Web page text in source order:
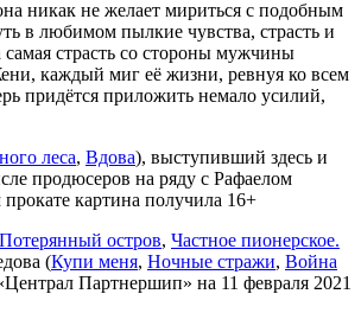
никак не желает мириться с подобным
в любимом пылкие чувства, страсть и
самая страсть со стороны мужчины
каждый миг её жизни, ревнуя ко всем
придётся приложить немало усилий,
леса, Вдова), выступивший здесь и
продюсеров на ряду с Рафаелом
картина получила 16+
Потерянный остров, Частное пионерское.
(Купи меня, Ночные стражи, Война
Партнершип» на 11 февраля 2021